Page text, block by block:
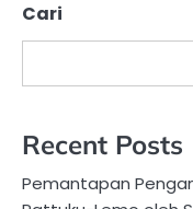
Cari
Recent Posts
Pemantapan